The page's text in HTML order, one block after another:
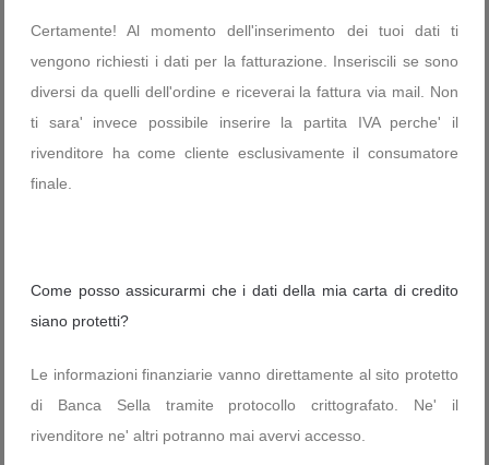
Certamente! Al momento dell'inserimento dei tuoi dati ti
vengono richiesti i dati per la fatturazione. Inseriscili se sono
diversi da quelli dell'ordine e riceverai la fattura via mail. Non
ti sara' invece possibile inserire la partita IVA perche' il
rivenditore ha come cliente esclusivamente il consumatore
finale.
Come posso assicurarmi che i dati della mia carta di credito
siano protetti?
Le informazioni finanziarie vanno direttamente al sito protetto
di Banca Sella tramite protocollo crittografato. Ne' il
rivenditore ne' altri potranno mai avervi accesso.